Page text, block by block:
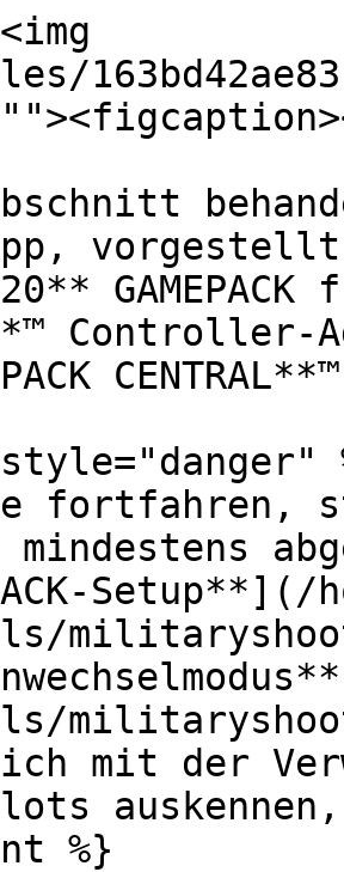
GAMEPACK
fortfahren,
sich mit der
%}